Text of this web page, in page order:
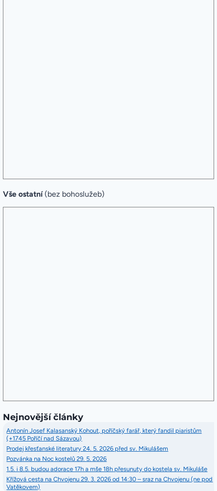
Vše ostatní (bez bohoslužeb)
Nejnovější články
Antonín Josef Kalasanský Kohout, poříčský farář, který fandil piaristům
(+1745 Poříčí nad Sázavou)
Prodej křesťanské literatury 24. 5. 2026 před sv. Mikulášem
Pozvánka na Noc kostelů 29. 5. 2026
1.5. i 8.5. budou adorace 17h a mše 18h přesunuty do kostela sv. Mikuláše
Křížová cesta na Chvojenu 29. 3. 2026 od 14:30 – sraz na Chvojenu (ne pod
Vatěkovem)